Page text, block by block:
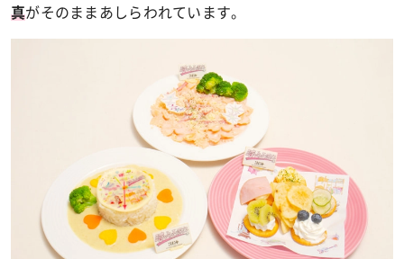
真がそのままあしらわれています。